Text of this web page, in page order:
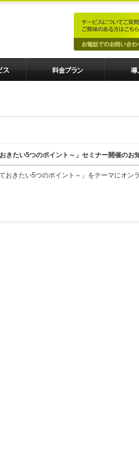
きたい5つのポイント～」セミナー開催のお
きたい5つのポイント～」をテーマにオン